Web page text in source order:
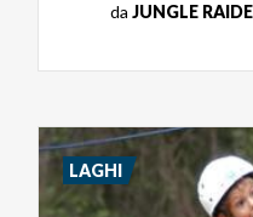
da JUNGLE
LAGHI